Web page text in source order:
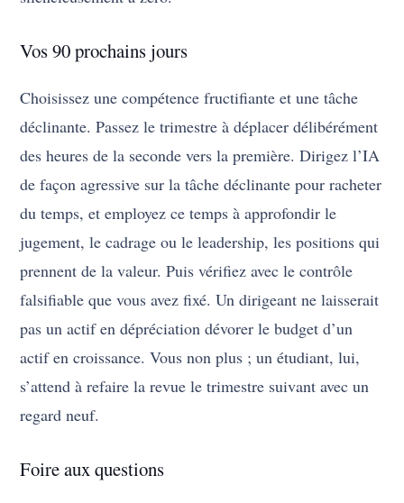
Vos 90 prochains jours
Choisissez une compétence fructifiante et une tâche
déclinante. Passez le trimestre à déplacer délibérément
des heures de la seconde vers la première. Dirigez l’IA
de façon agressive sur la tâche déclinante pour racheter
du temps, et employez ce temps à approfondir le
jugement, le cadrage ou le leadership, les positions qui
prennent de la valeur. Puis vérifiez avec le contrôle
falsifiable que vous avez fixé. Un dirigeant ne laisserait
pas un actif en dépréciation dévorer le budget d’un
actif en croissance. Vous non plus ; un étudiant, lui,
s’attend à refaire la revue le trimestre suivant avec un
regard neuf.
Foire aux questions